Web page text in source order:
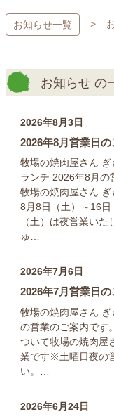
コ
ン
ツ
本
お知らせ一覧
お知らせ の
2026年8月3日
2026年8月営業日の
牧場の焼肉屋さん
ランチ 2026年8月
牧場の焼肉屋さん
8月8日（土）～16
（土）は夜営業い
ゅ…
2026年7月6日
2026年7月営業日の
牧場の焼肉屋さん
の営業のご案内です
ついて牧場の焼肉屋
業です※土曜日夜の
い。…
2026年6月24日